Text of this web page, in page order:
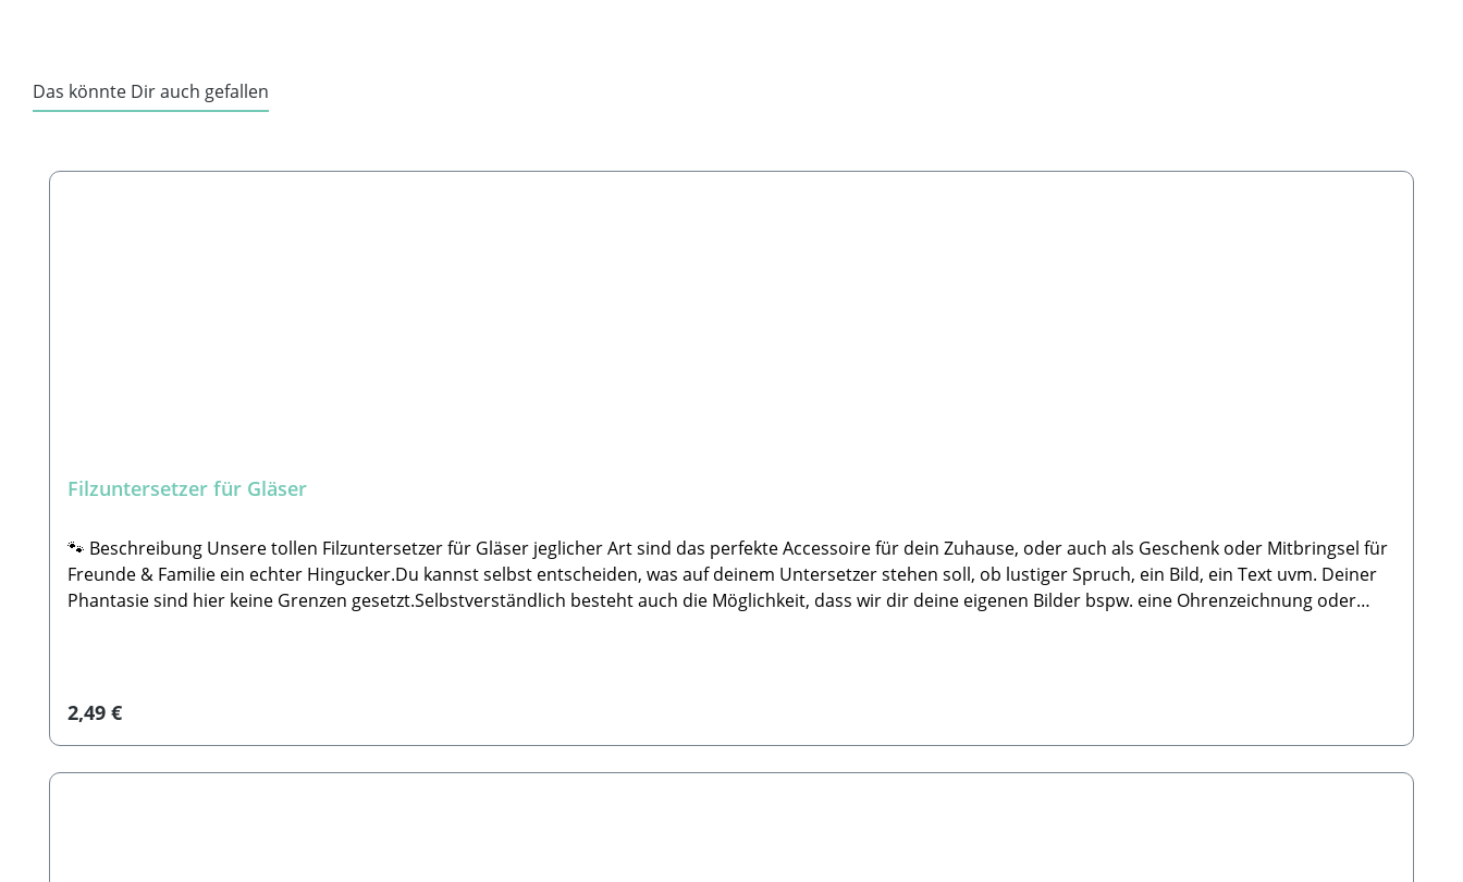
Das könnte Dir auch gefallen
Filzuntersetzer für Gläser
🐾 Beschreibung Unsere tollen Filzuntersetzer für Gläser jeglicher Art sind das perfekte Accessoire für dein Zuhause, oder auch als Geschenk oder Mitbringsel für
Freunde & Familie ein echter Hingucker.Du kannst selbst entscheiden, was auf deinem Untersetzer stehen soll, ob lustiger Spruch, ein Bild, ein Text uvm. Deiner
Phantasie sind hier keine Grenzen gesetzt.Selbstverständlich besteht auch die Möglichkeit, dass wir dir deine eigenen Bilder bspw. eine Ohrenzeichnung oder
Rückmeldung. Bitte beachte, dass wir keine Fotos darauf drucken können. 🐾HerstellerStabbert Beatrice, Stabbert Daniel GbRSteingasse 9, 91611 LehrbergE-Mail:
Regulärer Preis:
2,49 €